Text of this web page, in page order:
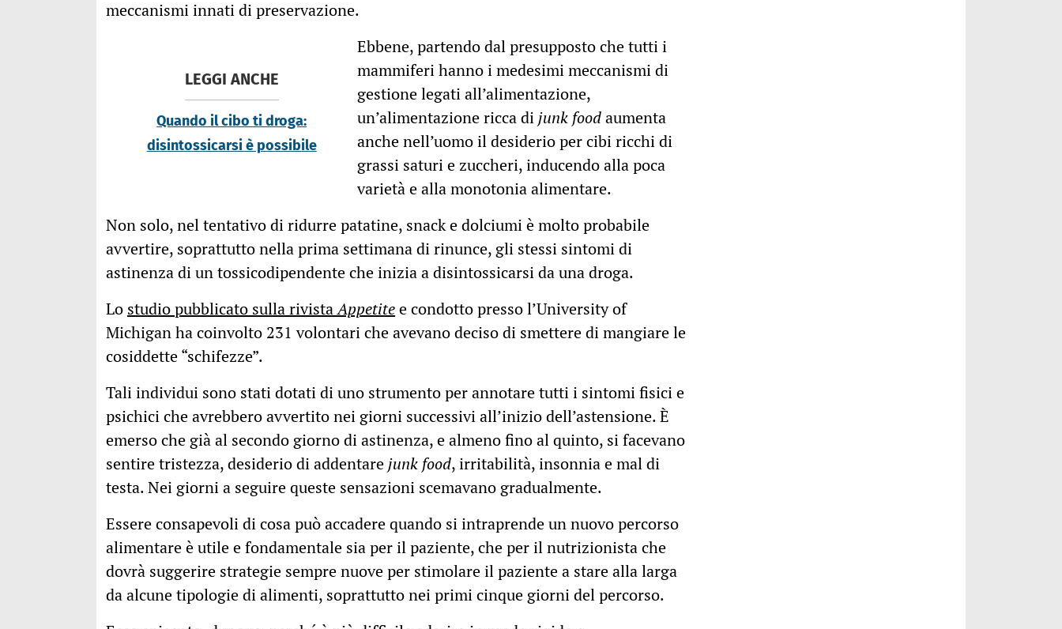
meccanismi innati di preservazione.
LEGGI ANCHE
Quando il cibo ti droga:
disintossicarsi è possibile
Ebbene, partendo dal presupposto che tutti i
mammiferi hanno i medesimi meccanismi di
gestione legati all’alimentazione,
un’alimentazione ricca dijunk foodaumenta
anche nell’uomo il desiderio per cibi ricchi di
grassi saturi e zuccheri, inducendo alla poca
varietà e alla monotonia alimentare.
Non solo, nel tentativo di ridurre patatine, snack e dolciumi è molto probabile
avvertire, soprattutto nella prima settimana di rinunce, gli stessi sintomi di
astinenza di un tossicodipendente che inizia a disintossicarsi da una droga.
Lo studio pubblicato sulla rivistaAppetitee condotto presso l’University of
Michigan ha coinvolto 231 volontari che avevano deciso di smettere di mangiare le
cosiddette “schifezze”.
Tali individui sono stati dotati di uno strumento per annotare tutti i sintomi fisici e
psichici che avrebbero avvertito nei giorni successivi all’inizio dell’astensione. È
emerso che già al secondo giorno di astinenza, e almeno fino al quinto, si facevano
sentire tristezza, desiderio di addentarejunk food, irritabilità, insonnia e mal di
testa. Nei giorni a seguire queste sensazioni scemavano gradualmente.
Essere consapevoli di cosa può accadere quando si intraprende un nuovo percorso
alimentare è utile e fondamentale sia per il paziente, che per il nutrizionista che
dovrà suggerire strategie sempre nuove per stimolare il paziente a stare alla larga
da alcune tipologie di alimenti, soprattutto nei primi cinque giorni del percorso.